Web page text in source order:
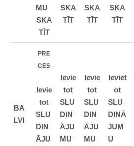
MU
SKA
TĪT
SKA
TĪT
SKA
TĪT
SKA
TĪT
BA
LVI
PRE
CES
Ievie
tot
SLU
DIN
ĀJU
Ievie
tot
SLU
DIN
ĀJU
MU
Ievie
tot
SLU
DIN
ĀJU
MU
Ieviet
ot
SLU
DINĀ
JUM
U